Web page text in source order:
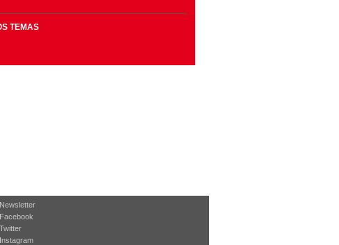
TEMAS
Newsletter
Facebook
Twitter
Instagram